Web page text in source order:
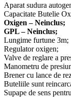
Aparat sudura
Capacitate Butelie
Oxigen – Neinclus;
GPL – Neinclus;
Lungime furtune 3m;
Regulator oxigen;
Valve de reglare a
Manometru de
Brener cu lance de
Buteliile sunt
Supape de sens